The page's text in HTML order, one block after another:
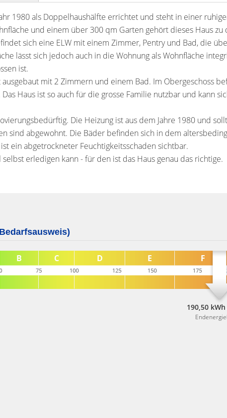
1980 als Doppelhaushälfte errichtet und steht in einer
und einem über 300 qm Garten gehört dieses Haus zu
sich eine ELW mit einem Zimmer, Pentry und Bad, die
lässt sich jedoch auch in die Wohnung als Wohnfläche
ist.
ausgebaut mit 2 Zimmern und einem Bad. Im Obergeschoss
Haus ist so auch für die grosse Familie nutzbar und kann
Die Heizung ist aus dem Jahre 1980 und
sind abgewohnt. Die Bäder befinden sich in dem
ein abgetrockneter Feuchtigkeitsschaden sichtbar.
erledigen kann - für den ist das Haus genau das richtige.
190,50